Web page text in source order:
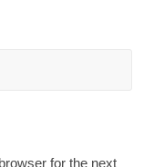
for the next